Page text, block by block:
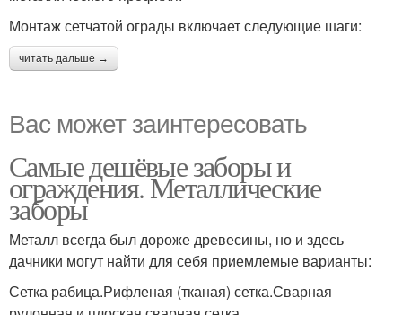
Монтаж сетчатой ограды включает следующие шаги:
читать дальше →
Вас может заинтересовать
Самые дешёвые заборы и
ограждения. Металлические
заборы
Металл всегда был дороже древесины, но и здесь
дачники могут найти для себя приемлемые варианты:
Сетка рабица.Рифленая (тканая) сетка.Сварная